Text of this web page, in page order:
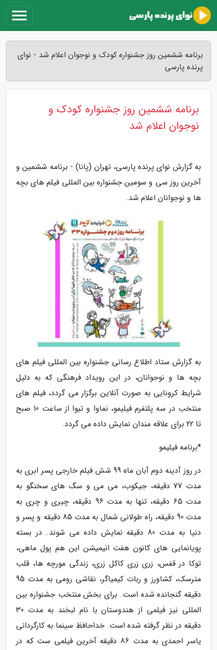
برنامه ششمین روز جشنواره کودک و نوجوان اعلام شد - نوای
پرنده پارسی
برنامه ششمین روز جشنواره کودک و
نوجوان اعلام شد
به گزارش نوای پرنده پارسی، تهران (پانا) - برنامه ششمین و
آخرین روز سی و سومین جشنواره بین المللی فیلم های بچه
ها و نوجوانان اعلام شد.
به گزارش ستاد اطلاع رسانی جشنواره بین المللی فیلم های
بچه ها و نوجوانان، در این رویداد فرهنگی که به دلیل
شرایط کرونایی به صورت آنلاین برگزار می گردد، فیلم های
منتخب در سه پلتفرم فیلیمو، نماوا و تیوا از ساعت 10 صبح
تا 22 برای علاقه مندان نمایش داده می گردد.
*برنامه فیلیمو
در روز آدینه دوم آبان ماه 99 شش فیلم خارجی پسر ابری به
مدت 77 دقیقه، جیکوب، می می و سگ های سخنگو به
مدت 65 دقیقه، تنها به مدت 96 دقیقه، چیری و چری به
مدت 90 دقیقه، راه طولانی شمال به مدت 85 دقیقه و پسر و
دنیا به مدت 80 دقیقه نمایش داده می شوند. در بسته
پویانمایی های کانون هفت انیمیشن این هم پول ماهی،
توکا در قفس، زری زری کاکل زری، زندگی مورچه ها، قلب
مترسک، کشاورز و ربات کیمیاگر، نقاشی رومی به مدت 95
دقیقه گنجانده شده است. برای بخش منتخب جشنواره بین
المللی نیز فیلمی از هندوستان با نام لبخند به مدت 30
دقیقه در نظر گرفته شده است. خداحافظ سینما به کارگردانی
یاسر احمدی به مدت 86 دقیقه آخرین فیلمی ست که در